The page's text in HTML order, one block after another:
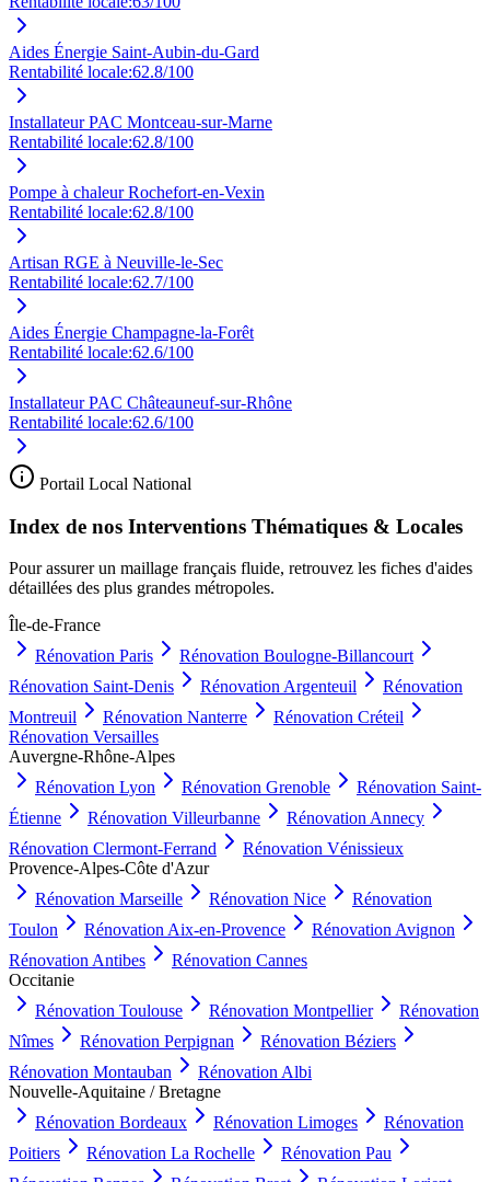
Aides Énergie Saint-Aubin-du-Gard
Rentabilité locale:62.8/100
Installateur PAC Montceau-sur-Marne
Rentabilité locale:62.8/100
Pompe à chaleur Rochefort-en-Vexin
Rentabilité locale:62.8/100
Artisan RGE à Neuville-le-Sec
Rentabilité locale:62.7/100
Aides Énergie Champagne-la-Forêt
Rentabilité locale:62.6/100
Installateur PAC Châteauneuf-sur-Rhône
Rentabilité locale:62.6/100
Portail Local National
Index de nos Interventions Thématiques & Locales
Pour assurer un maillage français fluide, retrouvez les fiches d'aides
détaillées des plus grandes métropoles.
Île-de-France
Rénovation Paris Rénovation Boulogne-Billancourt
Rénovation Saint-Denis Rénovation Argenteuil
Rénovation
Montreuil
Rénovation Nanterre Rénovation Créteil
Rénovation Versailles
Auvergne-Rhône-Alpes
Rénovation Lyon Rénovation Grenoble Rénovation Saint-
Étienne
Rénovation Villeurbanne Rénovation Annecy
Rénovation Clermont-Ferrand Rénovation Vénissieux
Provence-Alpes-Côte d'Azur
Rénovation Marseille Rénovation Nice
Rénovation
Toulon
Rénovation Aix-en-Provence Rénovation Avignon
Rénovation Antibes Rénovation Cannes
Occitanie
Rénovation Toulouse Rénovation Montpellier
Rénovation
Nîmes
Rénovation Perpignan Rénovation Béziers
Rénovation Montauban Rénovation Albi
Nouvelle-Aquitaine / Bretagne
Rénovation Bordeaux Rénovation Limoges
Rénovation
Poitiers
Rénovation La Rochelle Rénovation Pau